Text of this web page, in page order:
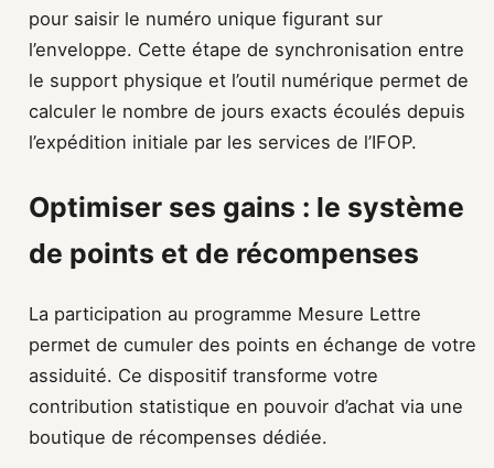
pour saisir le numéro unique figurant sur
l’enveloppe. Cette étape de synchronisation entre
le support physique et l’outil numérique permet de
calculer le nombre de jours exacts écoulés depuis
l’expédition initiale par les services de l’IFOP.
Optimiser ses gains : le système
de points et de récompenses
La participation au programme Mesure Lettre
permet de cumuler des points en échange de votre
assiduité. Ce dispositif transforme votre
contribution statistique en pouvoir d’achat via une
boutique de récompenses dédiée.